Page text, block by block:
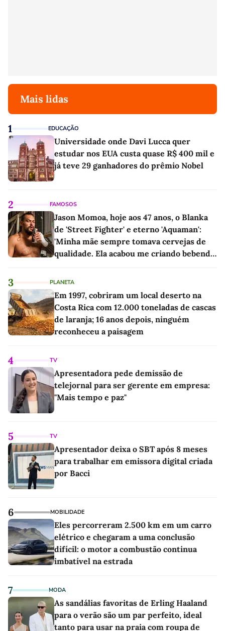
Mais lidas
1 EDUCAÇÃO
Universidade onde Davi Lucca quer
estudar nos EUA custa quase R$ 400 mil e
já teve 29 ganhadores do prêmio Nobel
2 FAMOSOS
Jason Momoa, hoje aos 47 anos, o Blanka
de 'Street Fighter' e eterno 'Aquaman':
'Minha mãe sempre tomava cervejas de
qualidade. Ela acabou me criando bebendo
3 PLANETA
Em 1997, cobriram um local deserto na
Costa Rica com 12.000 toneladas de cascas
de laranja; 16 anos depois, ninguém
reconheceu a paisagem
4 TV
Apresentadora pede demissão de
telejornal para ser gerente em empresa:
"Mais tempo e paz"
5 TV
Apresentador deixa o SBT após 8 meses
para trabalhar em emissora digital criada
por Bacci
6 MOBILIDADE
Eles percorreram 2.500 km em um carro
elétrico e chegaram a uma conclusão
difícil: o motor a combustão continua
imbatível na estrada
7 MODA
As sandálias favoritas de Erling Haaland
para o verão são um par perfeito, ideal
tanto para usar na praia com roupa de